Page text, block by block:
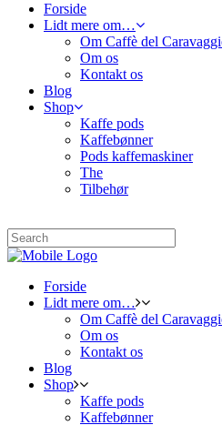
Forside
Lidt mere om…
Om Caffè del
Om os
Kontakt os
Blog
Shop
Kaffe pods
Kaffebønner
Pods kaffemaskiner
The
Tilbehør
Forside
Lidt mere om…
Om Caffè del
Om os
Kontakt os
Blog
Shop
Kaffe pods
Kaffebønner